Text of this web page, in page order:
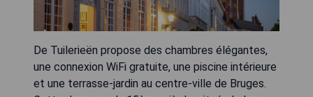
De Tuilerieën propose des chambres élégantes,
une connexion WiFi gratuite, une piscine intérieure
et une terrasse-jardin au centre-ville de Bruges.